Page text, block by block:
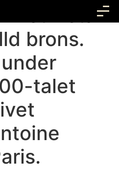
i stål
brons.
talet